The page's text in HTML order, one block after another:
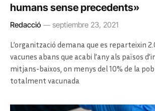
humans sense precedents»
Redacció septiembre 23, 2021
L’organització demana que es reparteixin
vacunes abans que acabi l’any als països
mitjans-baixos, on menys del 10% de la
totalment vacunada